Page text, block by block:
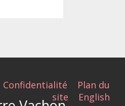
Confidentialité
Plan du
site
English